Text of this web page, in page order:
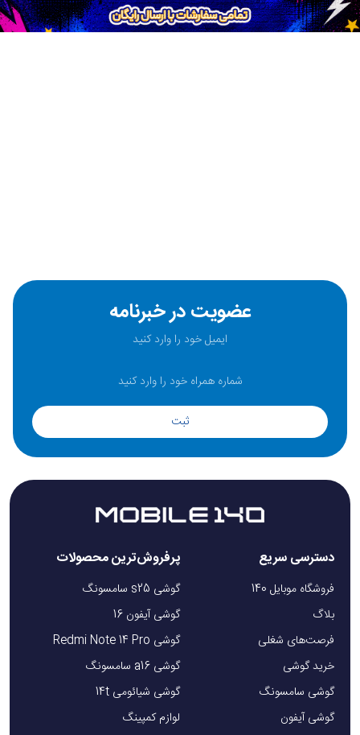
عضویت در خبرنامه
ثبت
دسترسی سریع
فروشگاه موبایل 140
بلاگ
فرصت‌های شغلی
خرید گوشی
گوشی سامسونگ
گوشی آیفون
پرفروش‌ترین محصولات
گوشی s25 سامسونگ
گوشی آیفون 16
گوشی Redmi Note 14 Pro
گوشی a16 سامسونگ
گوشی شیائومی 14t
لوازم کمپینگ